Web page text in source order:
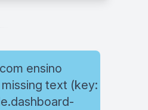
ensino
text (key: